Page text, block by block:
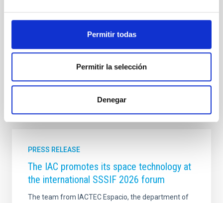
Permitir todas
Permitir la selección
Denegar
Technology Communications media
Institutions/firms
Infrared instrumentation
It may interest you
PRESS RELEASE
The IAC promotes its space technology at
the international SSSIF 2026 forum
The team from IACTEC Espacio, the department of